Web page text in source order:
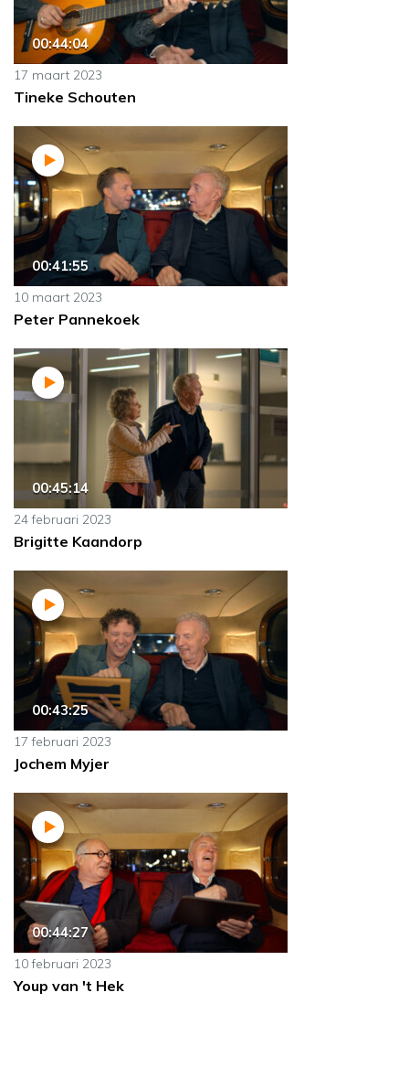
00:44:04
17 maart 2023
Tineke Schouten
00:41:55
10 maart 2023
Peter Pannekoek
00:45:14
24 februari 2023
Brigitte Kaandorp
00:43:25
17 februari 2023
Jochem Myjer
00:44:27
10 februari 2023
Youp van 't Hek